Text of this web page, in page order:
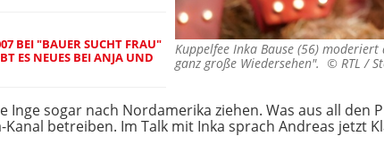
Kuppelfee Inka Bause (56)
ganz große Wiedersehen". © RTL /
BEI "BAUER SUCHT FRAU"
ES NEUES BEI ANJA UND
Inge sogar nach Nordamerika ziehen. Was aus all den
Kanal betreiben. Im Talk mit Inka sprach Andreas jetzt